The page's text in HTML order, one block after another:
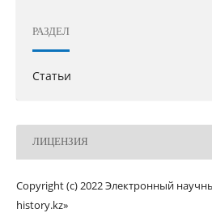
РАЗДЕЛ
Статьи
ЛИЦЕНЗИЯ
Copyright (c) 2022 Электронный
history.kz»